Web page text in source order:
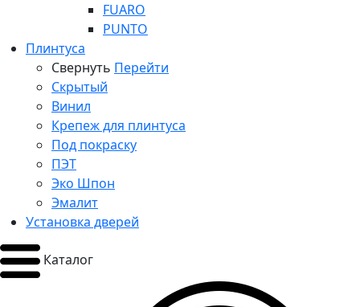
FUARO
PUNTO
Плинтуса
Свернуть Перейти
Скрытый
Винил
Крепеж для плинтуса
Под покраску
ПЭТ
Эко Шпон
Эмалит
Установка дверей
Каталог